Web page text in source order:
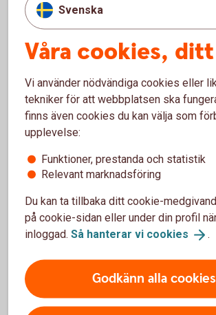
Apple Pay, Google Pay och
24 timmars utbytesservice
Support alla dagar
36 månaders bindningstid (välj12
månader mot en extra kostnad)
Från 199 kr/mån + 0,79 %/
Kortterminal och betalterminal
Pay Trend – gör din
betalterminal
Ta betalt på telefonen med app och
licens
Svenska
Våra cookies,
Vi använder nödvändiga cookies eller
tekniker för att webbplatsen ska
finns även cookies du kan välja som
upplevelse:
Funktioner, prestanda och statistik
Relevant marknadsföring
Du kan ta tillbaka ditt cookie-
på cookie-sidan eller under din profil
inloggad. Så hanterar vi cookies .
Godkänn alla cookies